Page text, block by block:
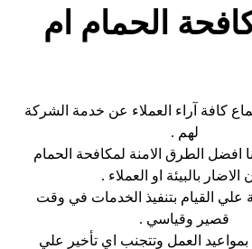
الحمام ام
كافة آراء العملاء عن خدمة الشركة
لهم .
افضل الطرق الامنة لمكافحة الحمام
الاضار بالبيئة او العملاء .
القيام بتنفيذ الخدمات في وقت
قصير وقياسي .
العمل وتتجنب اي تأخير علي